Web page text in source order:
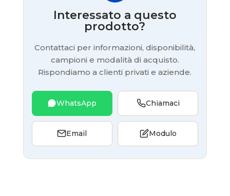
Interessato a questo
prodotto?
Contattaci per informazioni, disponibilità,
campioni e modalità di acquisto.
Rispondiamo a clienti privati e aziende.
WhatsApp Chiamaci
Email Modulo